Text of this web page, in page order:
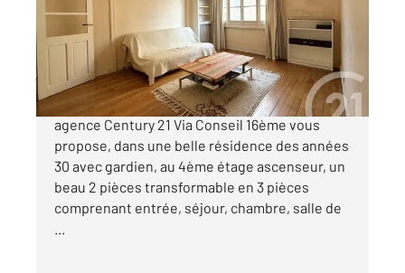
Appartement F2 à vendre
546 000 €
BOILEAU - FACE HAMEAU BOILEAU. Votre
agence Century 21 Via Conseil 16ème vous
propose, dans une belle résidence des années
30 avec gardien, au 4ème étage ascenseur, un
beau 2 pièces transformable en 3 pièces
comprenant entrée, séjour, chambre, salle de
...